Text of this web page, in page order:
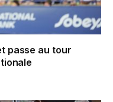
passe au tour